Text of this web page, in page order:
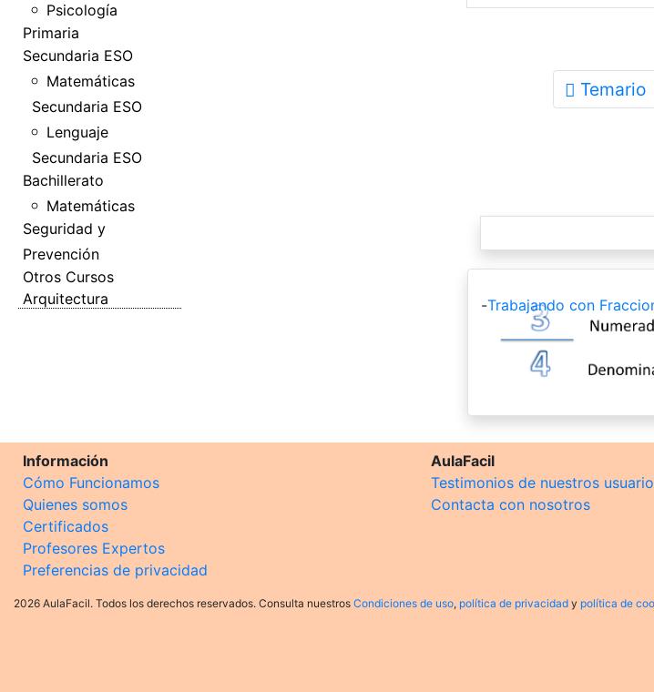
Psicología
Primaria
Secundaria ESO
Matemáticas
Secundaria ESO
Lenguaje
Secundaria ESO
Bachillerato
Matemáticas
Seguridad y
Prevención
Otros Cursos
Arquitectura
Temario
-Trabajando con
Información
Cómo Funcionamos
Quienes somos
Certificados
Profesores Expertos
Preferencias de privacidad
AulaFacil
Testimonios de nuestros
Contacta con nosotros
2026 AulaFacil. Todos los derechos reservados. Consulta nuestros Condiciones de uso, política de privacidad y política de